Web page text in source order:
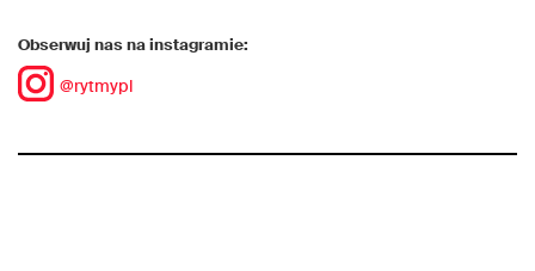
Obserwuj nas na instagramie:
@rytmypl